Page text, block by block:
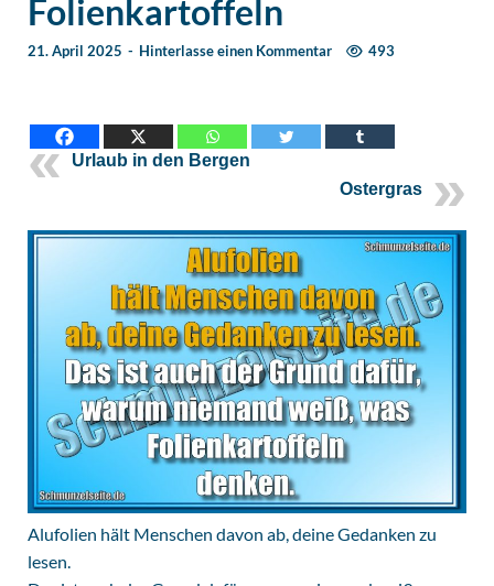
Schmunzeln
Folienkartoffeln
21. April 2025 - Hinterlasse einen Kommentar 493
Urlaub in den Bergen
Ostergras
Alufolien hält Menschen davon ab, deine Gedanken zu
lesen.